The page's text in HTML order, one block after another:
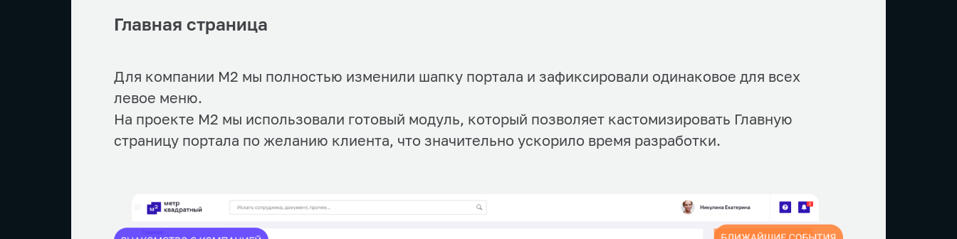
Главная страница
Для компании М2 мы полностью изменили шапку портала и зафиксировали одинаковое для всех
левое меню.
На проекте М2 мы использовали готовый модуль, который позволяет кастомизировать Главную
страницу портала по желанию клиента, что значительно ускорило время разработки.